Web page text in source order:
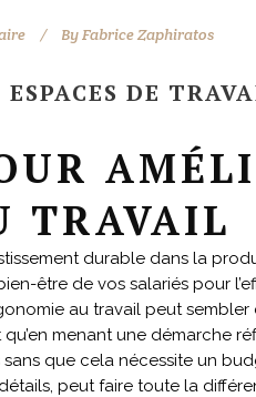
ByFabrice Zaphiratos
DE
TRAVAIL
durable dans la
être de vos salariés pour
au travail peut sembler
menant une démarche
que cela nécessite un
peut faire toute la